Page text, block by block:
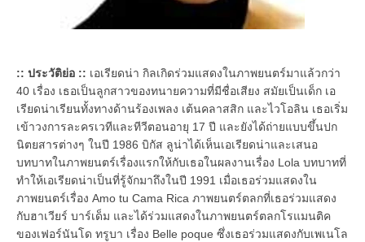
:: ประวัติย่อ :: เอเรียดน่า กิลเกิดร่วมแสดงในภาพยนตร์มาแล้วกว่า
40 เรื่อง เธอเป็นลูกสาวของทนายความที่มีชื่อเสียง สมัยเป็นเด็ก เอ
เรียดน่าเรียนทั้งทางด้านร้องเพลง เต้นคลาสสิก และไวโอลิน เธอเริ่ม
เข้าวงการละครเวทีและทีวีตอนอายุ 17 ปี และยังได้ถ่ายแบบขึ้นปก
นิตยสารต่างๆ ในปี 1986 บิกัส ลูน่าได้เห็นเอเรียดน่าและเสนอ
บทบาทในภาพยนตร์เรื่องแรกให้กับเธอในผลงานเรื่อง Lola บทบาทที่
ทำให้เอเรียดน่าเป็นที่รู้จักมาถึงในปี 1991 เมื่อเธอร่วมแสดงใน
ภาพยนตร์เรื่อง Amo tu Cama Rica ภาพยนตร์ตลกที่เธอร่วมแสดง
กับฮาเวียร์ บาร์เด็ม และได้ร่วมแสดงในภาพยนตร์ตลกโรแมนติค
ของเฟอร์นันโด ทรูบา เรื่อง Belle poque ซึ่งเธอร่วมแสดงกับเพเนโล